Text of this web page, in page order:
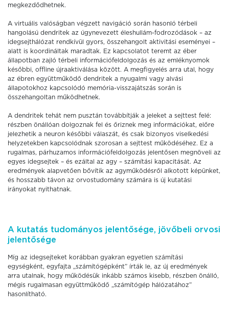
megkezdődhetnek.
A virtuális valóságban végzett navigáció során hasonló térbeli
hangolású dendritek az úgynevezett éleshullám-fodrozódások – az
idegsejthálózat rendkívül gyors, összehangolt aktivitási eseményei –
alatt is koordináltak maradtak. Ez kapcsolatot teremt az éber
állapotban zajló térbeli információfeldolgozás és az emléknyomok
későbbi, offline újraaktiválása között. A megfigyelés arra utal, hogy
az ébren együttműködő dendritek a nyugalmi vagy alvási
állapotokhoz kapcsolódó memória-visszajátszás során is
összehangoltan működhetnek.
A dendritek tehát nem pusztán továbbítják a jeleket a sejttest felé:
részben önállóan dolgoznak fel és őriznek meg információkat, előre
jelezhetik a neuron későbbi válaszát, és csak bizonyos viselkedési
helyzetekben kapcsolódnak szorosan a sejttest működéséhez. Ez a
rugalmas, párhuzamos információfeldolgozás jelentősen megnöveli az
egyes idegsejtek – és ezáltal az agy – számítási kapacitását. Az
eredmények alapvetően bővítik az agyműködésről alkotott képünket,
és hosszabb távon az orvostudomány számára is új kutatási
irányokat nyithatnak.
A kutatás tudományos jelentősége, jövőbeli orvosi
jelentősége
Míg az idegsejteket korábban gyakran egyetlen számítási
egységként, egyfajta „számítógépként” írták le, az új eredmények
arra utalnak, hogy működésük inkább számos kisebb, részben önálló,
mégis rugalmasan együttműködő „számítógép hálózatához”
hasonlítható.